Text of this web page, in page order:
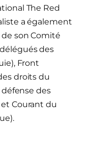
The Red
a également
son Comité
des
Front
droits du
des
Courant du